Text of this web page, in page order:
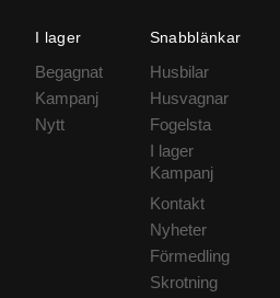
I lager
Begagnat
Kampanj
Nytt
Snabblänkar
Husbilar
Husvagnar
Fogelsta
I lager
Kampanj
Kontakt
Nyheter
Förmedling
Skrotning